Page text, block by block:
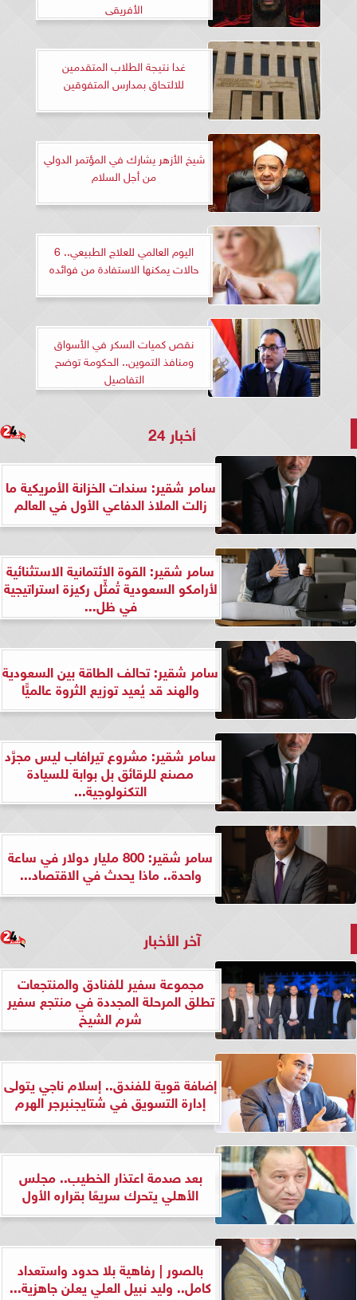
الأفريقى
غدا نتيجة الطلاب المتقدمين
للالتحاق بمدارس المتفوقين
شيخ الأزهر يشارك في المؤتمر الدولي
من أجل السلام
اليوم العالمي للعلاج الطبيعي.. 6
حالات يمكنها الاستفادة من فوائده
نقص كميات السكر في الأسواق
ومنافذ التموين.. الحكومة توضح
التفاصيل
أخبار 24
سامر شقير: سندات الخزانة الأمريكية ما
زالت الملاذ الدفاعي الأول في العالم
سامر شقير: القوة الائتمانية الاستثنائية
لأرامكو السعودية تُمثِّل ركيزة استراتيجية
في ظل...
سامر شقير: تحالف الطاقة بين السعودية
والهند قد يُعيد توزيع الثروة عالميًّا
سامر شقير: مشروع تيرافاب ليس مجرَّد
مصنع للرقائق بل بوابة للسيادة
التكنولوجية...
سامر شقير: 800 مليار دولار في ساعة
واحدة.. ماذا يحدث في الاقتصاد...
آخر الأخبار
مجموعة سفير للفنادق والمنتجعات
تطلق المرحلة المجددة في منتجع سفير
شرم الشيخ
إضافة قوية للفندق.. إسلام ناجي يتولى
إدارة التسويق في شتايجنبرجر الهرم
بعد صدمة اعتذار الخطيب.. مجلس
الأهلي يتحرك سريعًا بقراره الأول
بالصور | رفاهية بلا حدود واستعداد
كامل.. وليد نبيل العلي يعلن جاهزية...